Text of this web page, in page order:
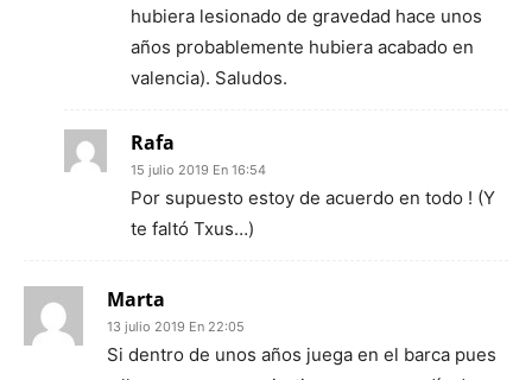
hubiera lesionado de gravedad hace unos
años probablemente hubiera acabado en
valencia). Saludos.
Rafa
15 julio 2019 En 16:54
Por supuesto estoy de acuerdo en todo ! (Y
te faltó Txus…)
Marta
13 julio 2019 En 22:05
Si dentro de unos años juega en el barca pues